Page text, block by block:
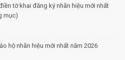
tờ khai đăng ký nhãn hiệu mới nhất
mục)
hộ nhãn hiệu mới nhất năm 2026